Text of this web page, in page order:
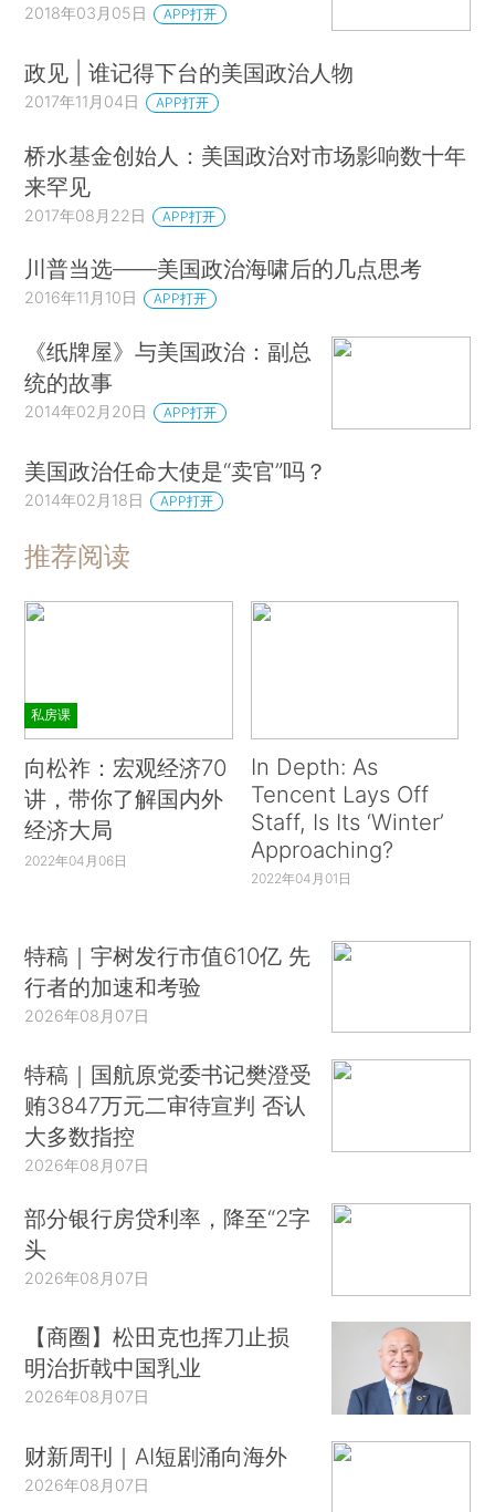
2018年03月05日 APP打开
政见 | 谁记得下台的美国政治人物
2017年11月04日 APP打开
桥水基金创始人：美国政治对市场影响数十年
来罕见
2017年08月22日 APP打开
川普当选——美国政治海啸后的几点思考
2016年11月10日 APP打开
《纸牌屋》与美国政治：副总
统的故事
2014年02月20日 APP打开
美国政治任命大使是“卖官”吗？
2014年02月18日 APP打开
推荐阅读
私房课
向松祚：宏观经济70
讲，带你了解国内外
经济大局
2022年04月06日
In Depth: As
Tencent Lays Off
Staff, Is Its ‘Winter’
Approaching?
2022年04月01日
特稿｜宇树发行市值610亿 先
行者的加速和考验
2026年08月07日
特稿｜国航原党委书记樊澄受
贿3847万元二审待宣判 否认
大多数指控
2026年08月07日
部分银行房贷利率，降至“2字
头
2026年08月07日
【商圈】松田克也挥刀止损
明治折戟中国乳业
2026年08月07日
财新周刊｜AI短剧涌向海外
2026年08月07日